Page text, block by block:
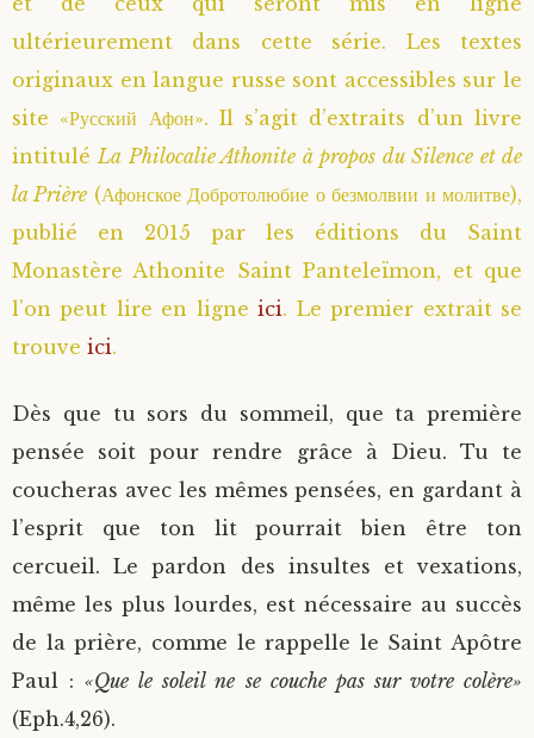
ultérieurement dans cette série. Les textes
originaux en langue russe sont accessibles sur le
site «Русский Афон». Il s’agit d’extraits d’un livre
intitulé La Philocalie Athonite à propos du Silence et de
la Prière (Афонское Добротолюбие о безмолвии и молитве),
publié en 2015 par les éditions du Saint
Monastère Athonite Saint Panteleïmon, et que
l’on peut lire en ligneici. Le premier extrait se
trouve ici.
Dès que tu sors du sommeil, que ta première
pensée soit pour rendre grâce à Dieu. Tu te
coucheras avec les mêmes pensées, en gardant à
l’esprit que ton lit pourrait bien être ton
cercueil. Le pardon des insultes et vexations,
même les plus lourdes, est nécessaire au succès
de la prière, comme le rappelle le Saint Apôtre
Paul :«Que le soleil ne se couche pas sur votre colère»
(Eph.4,26).